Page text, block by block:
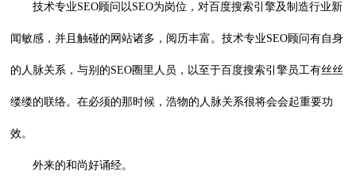
技术专业SEO顾问以SEO为岗位，对百度搜索引擎及制造行业新
闻敏感，并且触碰的网站诸多，阅历丰富。技术专业SEO顾问有自身
的人脉关系，与别的SEO圈里人员，以至于百度搜索引擎员工有丝丝
缕缕的联络。在必须的那时候，浩物的人脉关系很将会会起重要功
效。
外来的和尚好诵经。